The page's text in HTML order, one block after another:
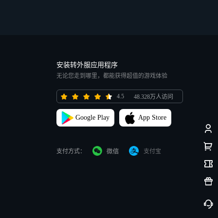
安装转外服应用程序
无论您走到哪里，都能获得超值的游戏体验
4.5 48.328万人访问
Google Play App Store
支付方式： 支付宝